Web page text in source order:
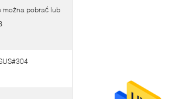
można pobrać lub